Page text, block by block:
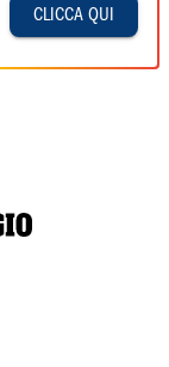
CLICCA QUI